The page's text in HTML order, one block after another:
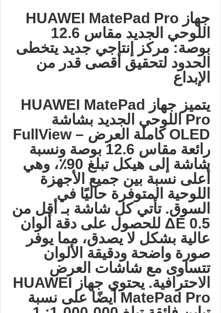
جهاز HUAWEI MatePad Pro
اللوحي الجديد مقاس 12.6
بوصة: مركز إنتاجي جديد يتخطى
الحدود لتحقيق أقصى قدر من
الإبداع
يتميز جهاز
HUAWEI MatePad
Pro اللوحي الجديد بشاشة
OLED كاملة العرض – FullView
رائعة مقاس 12.6 بوصة ونسبة
شاشة إلى هيكل تبلغ 90٪، وهي
أعلى نسبة بين جميع الأجهزة
اللوحية المتوفرة حاليًا في
السوق. تأتي كل شاشة بـ أقل من
ΔΕ 0.5 للحصول على دقة ألوان
عالية بشكل لا يصدق، مما يوفر
صورة واضحة ودقيقة الألوان
تتساوى مع شاشات العرض
الاحترافية. يحتوي جهاز HUAWEI
MatePad Pro أيضًا على نسبة